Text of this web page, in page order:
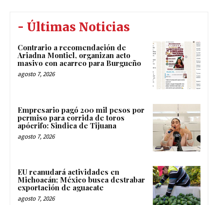
- Últimas Noticias
Contrario a recomendación de
Ariadna Montiel, organizan acto
masivo con acarreo para Burgueño
agosto 7, 2026
Empresario pagó 200 mil pesos por
permiso para corrida de toros
apócrifo: Sindica de Tijuana
agosto 7, 2026
EU reanudará actividades en
Michoacán; México busca destrabar
exportación de aguacate
agosto 7, 2026